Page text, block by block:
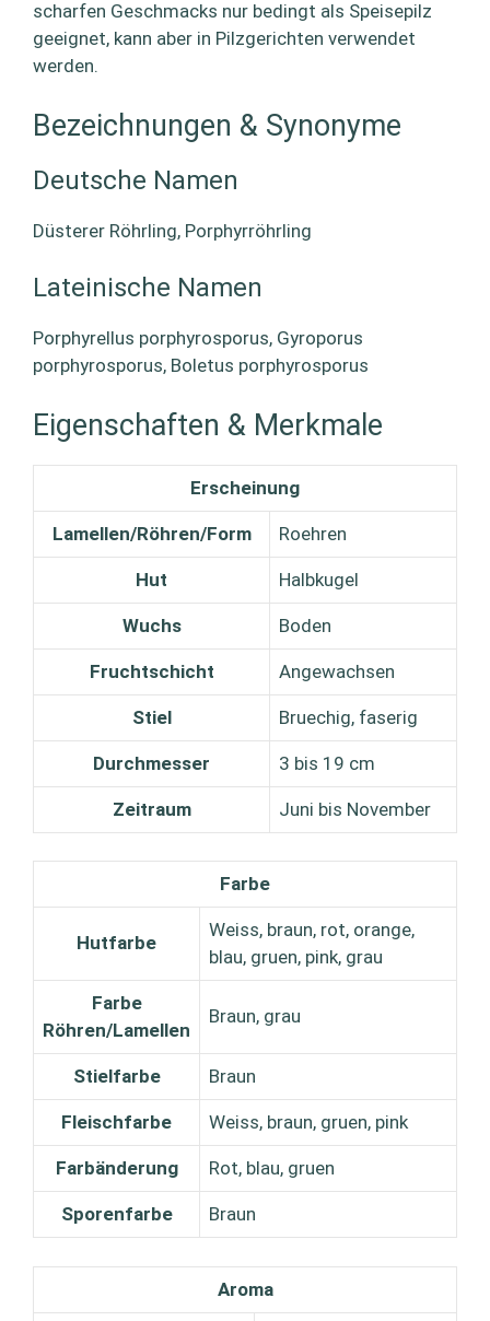
scharfen Geschmacks nur bedingt als Speisepilz
geeignet, kann aber in Pilzgerichten verwendet
werden.
Bezeichnungen & Synonyme
Deutsche Namen
Düsterer Röhrling, Porphyrröhrling
Lateinische Namen
Porphyrellus porphyrosporus, Gyroporus
porphyrosporus, Boletus porphyrosporus
Eigenschaften & Merkmale
Erscheinung
Lamellen/Röhren/Form Roehren
Hut Halbkugel
Wuchs Boden
Fruchtschicht Angewachsen
Stiel Bruechig, faserig
Durchmesser 3 bis 19 cm
Zeitraum Juni bis November
Farbe
Hutfarbe
Weiss, braun, rot, orange,
blau, gruen, pink, grau
Farbe
Röhren/Lamellen
Braun, grau
Stielfarbe Braun
Fleischfarbe Weiss, braun, gruen, pink
Farbänderung Rot, blau, gruen
Sporenfarbe Braun
Aroma